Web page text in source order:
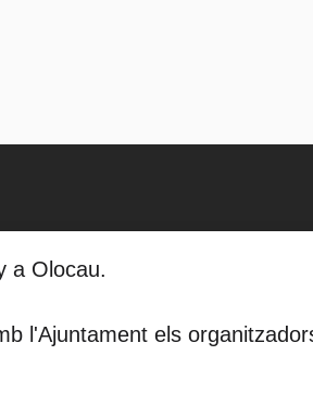
a Olocau.
l'Ajuntament els